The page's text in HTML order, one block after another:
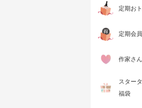
定期お
定期会
作家さ
スター
福袋